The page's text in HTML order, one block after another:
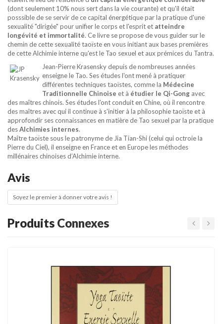
(dont seulement 10% nous sert dans la vie courante) et qu'il était
posssible de se servir de ce capital énergétique par la pratique d'une
sexualité "dirigée" pour unifier le corps et l'esprit et atteindre
longévité et immortalité. Ce livre se propose de vous guider sur le
chemin de cette sexualité taoïste en vous initiant aux bases premières
de cette Alchimie interne qu'est le Tao sexuel et aux prémices du Tantra.
Jean-Pierre Krasensky depuis de nombreuses années
enseigne le Tao. Ses études l'ont mené à pratiquer
différentes techniques taoïstes, comme la Médecine
Traditionnelle Chinoise et à étudier le Qi-Gong avec
des maîtres chinois. Ses études l'ont conduit en Chine, où il rencontre
des maîtres avec qui il continue à s'initier à la philosophie taoïste et à
approfondir ses connaissances en matière de Tao sexuel par la pratique
desAlchimies internes.
Maître taoïste sous le patronyme de Jia Tian-Shi (celui qui octroie la
Pierre du Ciel), il enseigne en France et en Europe les méthodes
millénaires chinoises d’Alchimie interne.
Avis
Soyez le premier à donner votre avis !
Produits Connexes